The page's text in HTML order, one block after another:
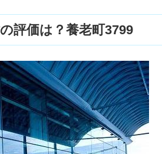
評価は？養老町3799